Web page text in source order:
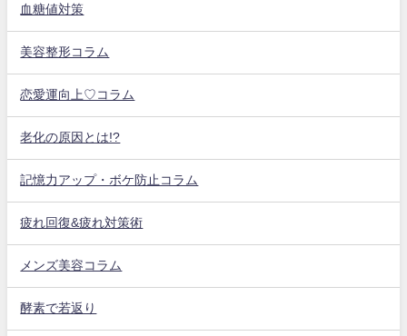
血糖値対策
美容整形コラム
恋愛運向上♡コラム
老化の原因とは!?
記憶力アップ・ボケ防止コラム
疲れ回復&疲れ対策術
メンズ美容コラム
酵素で若返り